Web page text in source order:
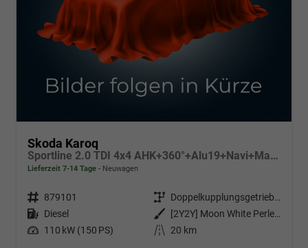
Skoda Karoq
Sportline 2.0 TDI 4x4 AHK+360°+Alu19+Navi+Matrix+Winter+eHeck+Lounge+ACC+GV5
Lieferzeit 7-14 Tage Neuwagen
Fahrzeugnr. 879101 Getriebe
Doppelkupplungsgetriebe (DSG)
Kraftstoff Diesel Außenfarbe
[2Y2Y] Moon White Perleffekt
Leistung 110 kW (150 PS) Kilometerstand 20 km